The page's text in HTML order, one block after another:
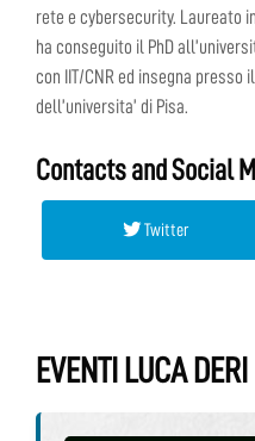
rete e cybersecurity. Laureato
ha conseguito il PhD
con IIT/CNR ed insegna
dell’universita’ di Pisa.
Contacts and Social
Twitter
EVENTI LUCA DERI